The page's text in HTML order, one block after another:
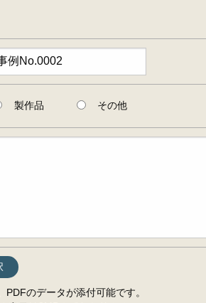
製作品 その他
PDFのデータが添付可能です。